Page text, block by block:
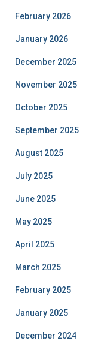
February 2026
January 2026
December 2025
November 2025
October 2025
September 2025
August 2025
July 2025
June 2025
May 2025
April 2025
March 2025
February 2025
January 2025
December 2024